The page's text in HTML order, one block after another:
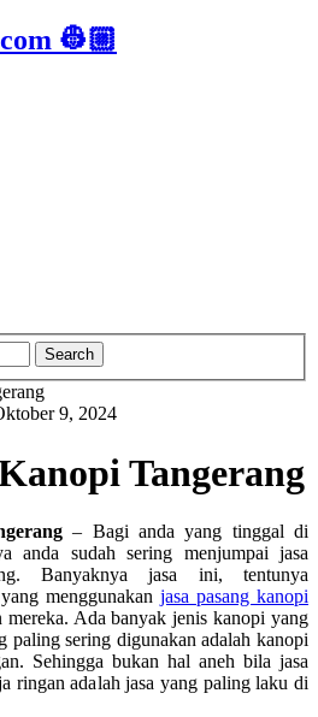
Search
9, 2024
Tangerang
– Bagi anda yang tinggal di
anda sudah sering menjumpai jasa
Banyaknya jasa ini, tentunya
menggunakan jasa pasang kanopi
Ada banyak jenis kanopi yang
paling sering digunakan adalah kanopi
Sehingga bukan hal aneh bila jasa
ringan adalah jasa yang paling laku di